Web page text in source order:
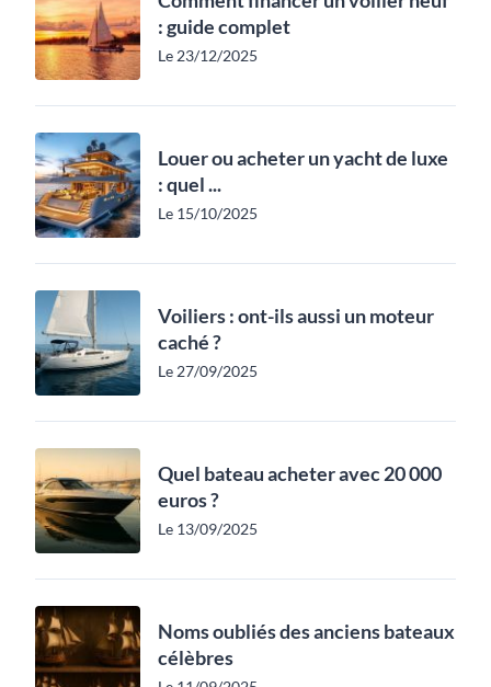
: guide complet
Le 23/12/2025
Louer ou acheter un yacht de luxe
: quel ...
Le 15/10/2025
Voiliers : ont-ils aussi un moteur
caché ?
Le 27/09/2025
Quel bateau acheter avec 20 000
euros ?
Le 13/09/2025
Noms oubliés des anciens bateaux
célèbres